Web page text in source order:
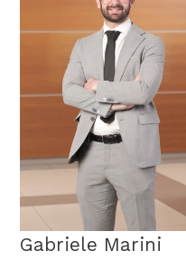
Gabriele Marini